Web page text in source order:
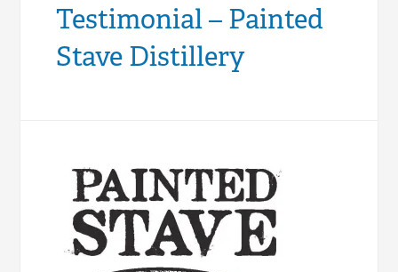
Testimonial – Painted
Stave Distillery